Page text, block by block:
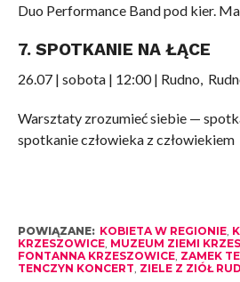
Duo Performance Band pod kier.
7. SPOTKANIE NA ŁĄCE
26.07 | sobota | 12:00 | Rudno,
Warsztaty zrozumieć siebie —
spotkanie człowieka z człowiekiem
POWIĄZANE: KOBIETA W REGIONIE,
KRZESZOWICE, MUZEUM ZIEMI
FONTANNA KRZESZOWICE, ZAMEK
TENCZYN KONCERT ZIELE Z ZIÓŁ